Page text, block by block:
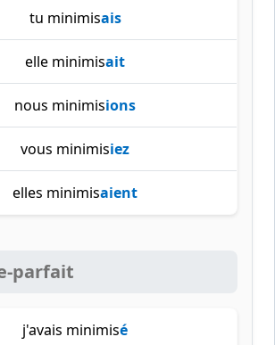
tu minimisais
elle minimisait
nous minimisions
vous minimisiez
elles minimisaient
parfait
j'avais minimisé